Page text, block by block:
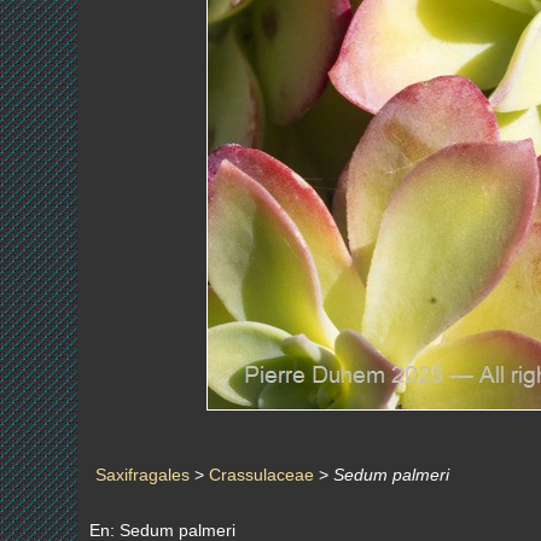
Saxifragales >Crassulaceae >Sedum palmeri
En: Sedum palmeri